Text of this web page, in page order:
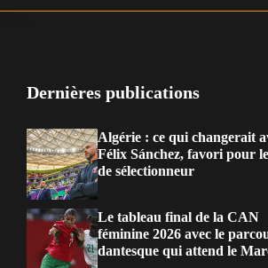
Dernières publications
Algérie : ce qui changerait
Félix Sánchez, favori pour
de sélectionneur
Le tableau final de la CAN
féminine 2026 avec le
dantesque qui attend le